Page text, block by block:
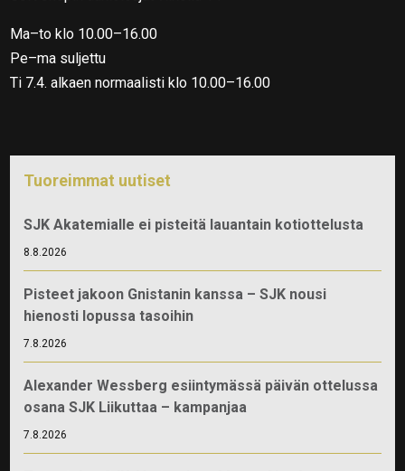
Ma–to klo 10.00–16.00
Pe–ma suljettu
Ti 7.4. alkaen normaalisti klo 10.00–16.00
Tuoreimmat uutiset
SJK Akatemialle ei pisteitä lauantain kotiottelusta
8.8.2026
Pisteet jakoon Gnistanin kanssa – SJK nousi
hienosti lopussa tasoihin
7.8.2026
Alexander Wessberg esiintymässä päivän ottelussa
osana SJK Liikuttaa – kampanjaa
7.8.2026